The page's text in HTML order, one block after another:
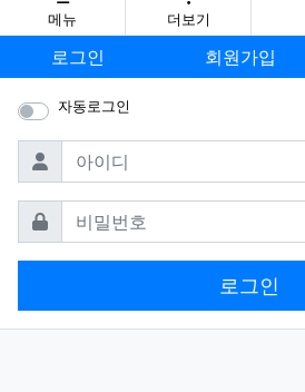
메뉴 더보기
로그인 회원가입
자동로그인
아이디
비밀번호
로그인